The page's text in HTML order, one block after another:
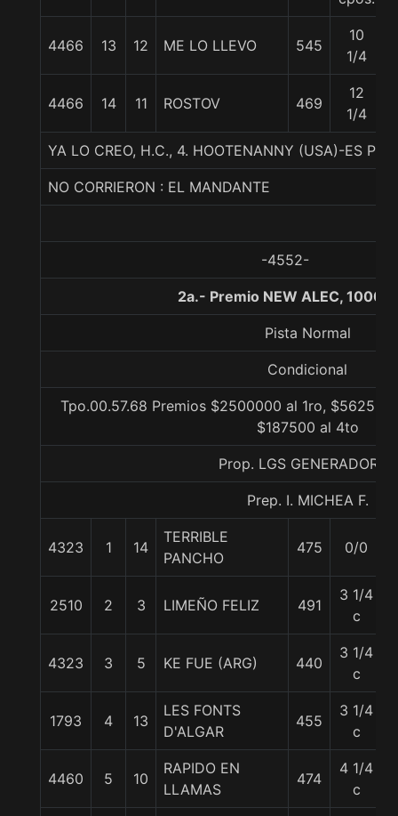
4466 13 12 ME LO LLEVO 545
10
1/4
4466 14 11 ROSTOV 469
12
1/4
YA LO CREO, H.C., 4. HOOTENANNY (USA)-ES
NO CORRIERON : EL MANDANTE
-4552-
2a.- Premio NEW ALEC, 1000
Pista Normal
Condicional
Tpo.00.57.68 Premios $2500000 al 1ro,
$187500 al 4to
Prop. LGS GENERADORES
Prep. I. MICHEA F.
4323 1 14
TERRIBLE
PANCHO
475 0/0
2510 2 3 LIMEÑO FELIZ 491
3 1/4
c
4323 3 5 KE FUE (ARG) 440
3 1/4
c
1793 4 13
LES FONTS
D'ALGAR
455
3 1/4
c
4460 5 10
RAPIDO EN
LLAMAS
474
4 1/4
c